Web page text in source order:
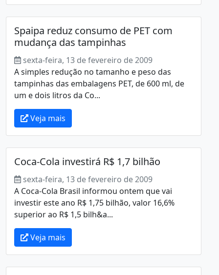
Spaipa reduz consumo de PET com
mudança das tampinhas
sexta-feira, 13 de fevereiro de 2009
A simples redução no tamanho e peso das
tampinhas das embalagens PET, de 600 ml, de
um e dois litros da Co...
Veja mais
Coca-Cola investirá R$ 1,7 bilhão
sexta-feira, 13 de fevereiro de 2009
A Coca-Cola Brasil informou ontem que vai
investir este ano R$ 1,75 bilhão, valor 16,6%
superior ao R$ 1,5 bilh&a...
Veja mais